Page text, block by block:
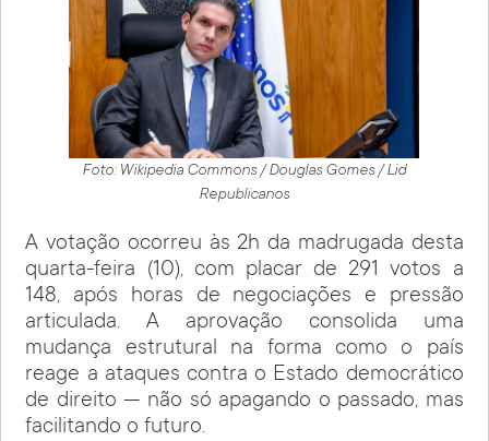
Foto: Wikipedia Commons / Douglas Gomes / Lid
Republicanos
A votação ocorreu às 2h da madrugada desta
quarta-feira (10), com placar de 291 votos a
148, após horas de negociações e pressão
articulada. A aprovação consolida uma
mudança estrutural na forma como o país
reage a ataques contra o Estado democrático
de direito — não só apagando o passado, mas
facilitando o futuro.